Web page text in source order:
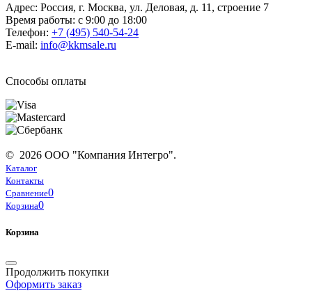
Адрес: Россия, г. Москва, ул. Деловая, д. 11, строение 7
Время работы: с 9:00 до 18:00
Телефон: +7 (495) 540-54-24
E-mail: info@kkmsale.ru
Способы оплаты
© 2026 ООО "Компания Интегро".
Каталог
Контакты
Сравнение0
Корзина0
Корзина
Продолжить покупки
Оформить заказ